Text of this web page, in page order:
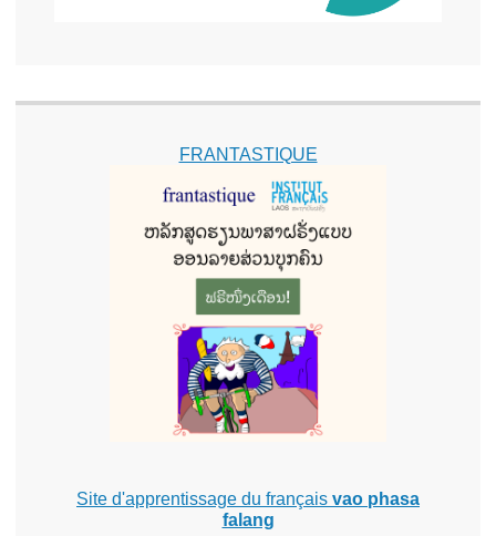
FRANTASTIQUE
Site d'apprentissage du français vao phasa
falang